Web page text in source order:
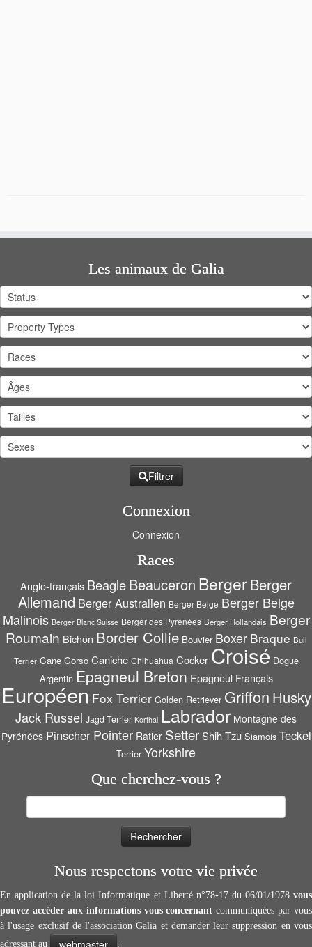
Les animaux de Galia
Filtrer
Connexion
Connexion
Races
Anglo-français BeagleBeauceron BergerBerger
Allemand Berger Australien Berger Belge Berger Belge
Malinois Berger Blanc Suisse Berger des Pyrénées Berger Hollandais Berger
Roumain Bichon Border Collie Bouvier Boxer Braque Bull
Terrier Cane Corso Caniche Chihuahua Cocker Croisé Dogue
Argentin Epagneul Breton Epagneul Français
Européen Fox Terrier Golden Retriever Griffon Husky
Jack Russel Jagd Terrier Korthal Labrador Montagne des
Pyrénées Pinscher Pointer Ratier Setter Shih Tzu Siamois Teckel
Terrier Yorkshire
Que cherchez-vous ?
Nous respectons votre vie privée
En application de la loi Informatique et Liberté n°78-17 du 06/01/1978 vous
pouvez accéder aux informations vous concernantcommuniquées par vous
à l'usage exclusif de l'association Galia et demander leur suppression en vous
adressant au
webmaster